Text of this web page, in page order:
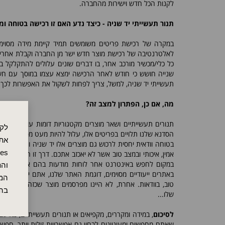
לקנות הכל חדש וישירות מהחברה.
תנור תעשייתי יד שניה - כיצד נדע האם זו רכישה בטוחה
במקרה של רכישת פריטים משומשים תמיד קיימת מידה
לאלטרנטיבה של רכישת מוצר חדש ישר מן החברה וקבלת
כל כלי/מכשיר מורכב אחר, בו דברים שונים עלולים להתקלקל
שנייה חושש כי חודש לאחר הרכישה ימצא עצמו במוסך עם
תעשייתי יד שניה, למשל, צריך לפחות לשקול את האפשרות לכך
מה, אם כן, הפתרון למצב זה?
תנורים תעשייתיים ושאר מוצרים מקטגוריות דומות עולים
הסדנא שלנו תלויים בפריטים אלו, עלול להיות מעט מפחיד
בטוחה וודאית יחסית לרכוש גם מוצרים אלו יד שניה ועדיין
אמין, איכותי ובמצב טוב אשר לא יאכזב אתכם. דרך זו היא
במקום לחפש באינטרנט אחר לוחות מודעות בהם אין לכם
באתרים ייעודיים מסוימים, דוגמת האתר שלנו, אתם יכולים
טוב, בוודאות. אחרת, לא היינו מפרסמים מוצר שכזה
שלו...
לסיכום, במידה ומקררים, מקפיאים או תנורים תעשייתיים, כמו